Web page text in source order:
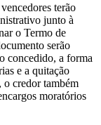
terão
junto à
o Termo de
serão
concedido, a forma
e a quitação
credor também
moratórios